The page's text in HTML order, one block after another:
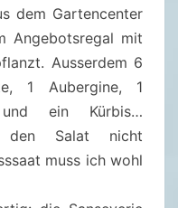
dem Gartencenter
Angebotsregal mit
Ausserdem 6
1 Aubergine, 1
und ein Kürbis…
Salat nicht
muss ich wohl